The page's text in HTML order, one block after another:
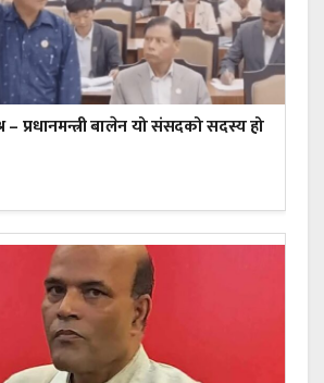
– प्रधानमन्त्री बालेन यो संसदको सदस्य हो